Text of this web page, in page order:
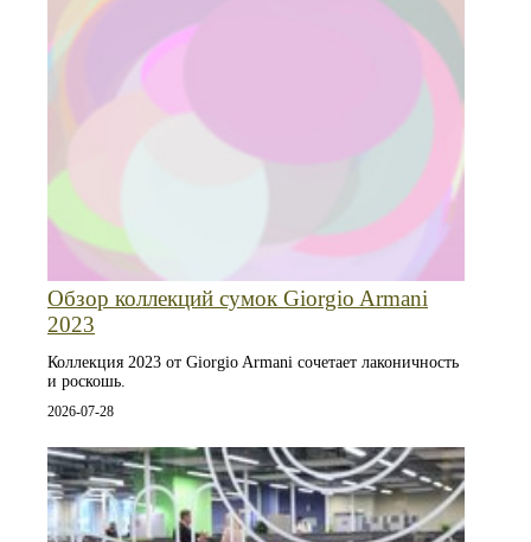
Обзор коллекций сумок Giorgio Armani
2023
Коллекция 2023 от Giorgio Armani сочетает лаконичность
и роскошь.
2026-07-28